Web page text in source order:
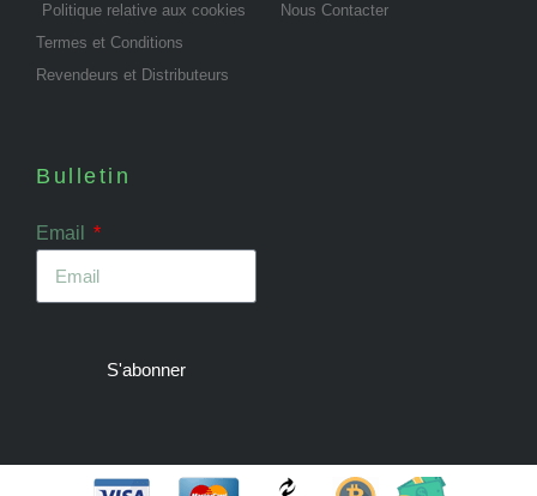
Politique relative aux cookies
Termes et Conditions
Revendeurs et Distributeurs
Nous Contacter
Bulletin
Email
S'abonner